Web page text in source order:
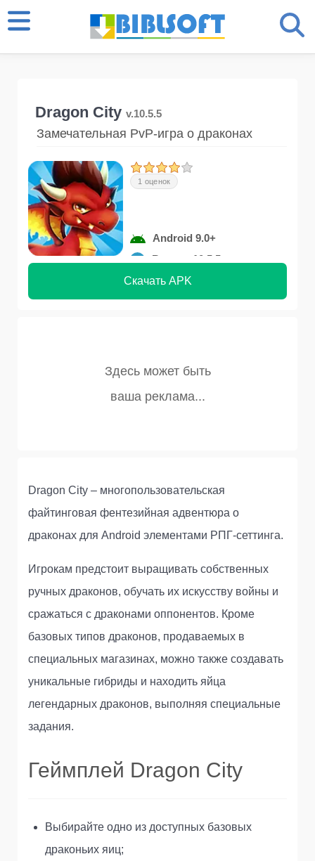
Dragon City v.10.5.5
Замечательная PvP-игра о драконах
1 оценок
Android 9.0+
Версия 10.5.5
Скачать APK
Dragon City – многопользовательская
файтинговая фентезийная адвентюра о
драконах для Android элементами РПГ-сеттинга.
Игрокам предстоит выращивать собственных
ручных драконов, обучать их искусству войны и
сражаться с драконами оппонентов. Кроме
базовых типов драконов, продаваемых в
специальных магазинах, можно также создавать
уникальные гибриды и находить яйца
легендарных драконов, выполняя специальные
задания.
Геймплей Dragon City
Выбирайте одно из доступных базовых
драконьих яиц;